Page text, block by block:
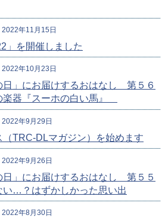
2022年11月15日
」を開催しました
2022年10月23日
日」にお届けするおはなし 第５６
器『スーホの白い馬』
2022年9月29日
TRC-DLマガジン）を始めます
2022年9月26日
日」にお届けするおはなし 第５５
…？はずかしかった思い出
2022年8月30日